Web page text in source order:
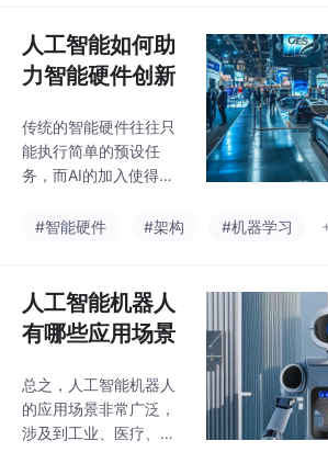
人工智能如何助
力智能硬件创新
传统的智能硬件往往只
能执行简单的预设任
务，而AI的加入使得智
并响应复杂的环境变
合可以实现远程医疗监
护、智能诊断等功能，
为患者提供更加便捷、
能机器人为例，通过AI
技术，机器人可以实时
分析工作环境和任务需
#智能硬件 #架构 #机器学习
人工智能机器人
有哪些应用场景
总之，人工智能机器人
的应用场景非常广泛，
涉及到工业、医疗、家